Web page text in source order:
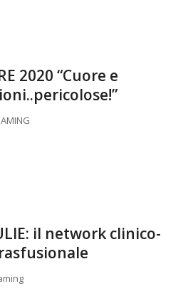
2020 “Cuore e
il network clinico-